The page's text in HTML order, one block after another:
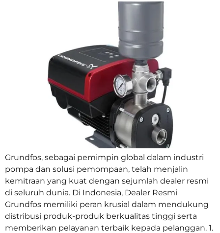
Grundfos, sebagai pemimpin global dalam industri
pompa dan solusi pemompaan, telah menjalin
kemitraan yang kuat dengan sejumlah dealer resmi
di seluruh dunia. Di Indonesia, Dealer Resmi
Grundfos memiliki peran krusial dalam mendukung
distribusi produk-produk berkualitas tinggi serta
memberikan pelayanan terbaik kepada pelanggan. 1.